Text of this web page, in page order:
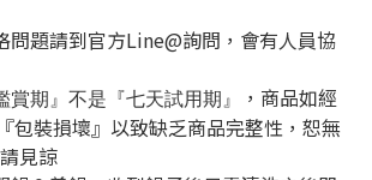
問題請到官方Line@詢問，會有人員協
期』不是『七天試用期』
，商品如經
包裝損壞』以致缺乏商品完整性，恕無
見諒